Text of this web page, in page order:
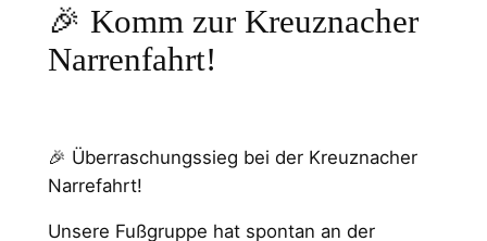
🎉 Komm zur Kreuznacher
Narrenfahrt!
🎉 Überraschungssieg bei der Kreuznacher
Narrefahrt!
Unsere Fußgruppe hat spontan an der